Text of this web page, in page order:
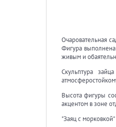
Очаровательная
Фигура
живым и
Скульптура
Высота фигуры
акцентом в зоне
"Заяц с